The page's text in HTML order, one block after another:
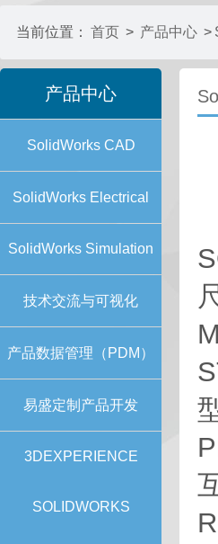
当前位置： 首页 > 产品中心 >
产品中心
SolidWorks CAD
SolidWorks Electrical
SolidWorks Simulation
技术交流与可视化
产品数据管理（PDM）
易盛定制产品开发
3DEXPERIENCE
SOLIDWORKS